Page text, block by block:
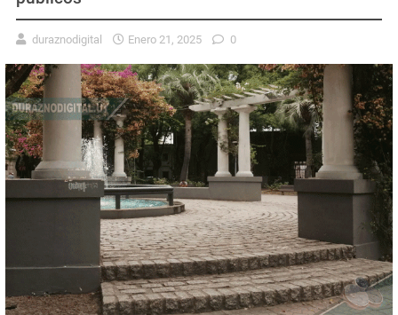
duraznodigital Enero 21, 2025 0